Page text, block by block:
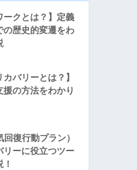
ークとは？】定義
の歴史的変遷をわ
カバリーとは？】
援の方法をわかり
回復行動プラン）
リーに役立つツー